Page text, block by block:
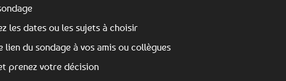
les dates ou les sujets à choisir
lien du sondage à vos amis ou collègues
prenez votre décision